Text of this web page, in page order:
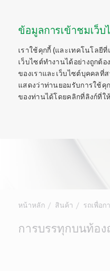
ข้อมูลการเข้าชมเว็
เราใช้คุกกี้ (และเทคโนโลยี
เว็บไซต์ทำงานได้อย่างถูกต้
ของเราและเว็บไซต์บุคคลที่
แสดงว่าท่านยอมรับการใช้คุ
ของท่านได้โดยคลิกที่ลิงก์ที่ใ
หน้าหลัก สินค้า รถเพื่อ
Contentการบรรทุกบนท้อ